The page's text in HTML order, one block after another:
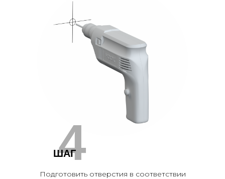
4
ШАГ
Подготовить отверстия в соответствии